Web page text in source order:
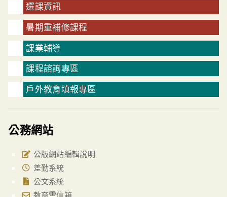
選課資訊
暑期重補修課程
課業輔導
課程諮詢專區
戶外教育填報專區
公務網站
公版網站編輯說明
差勤系統
公文系統